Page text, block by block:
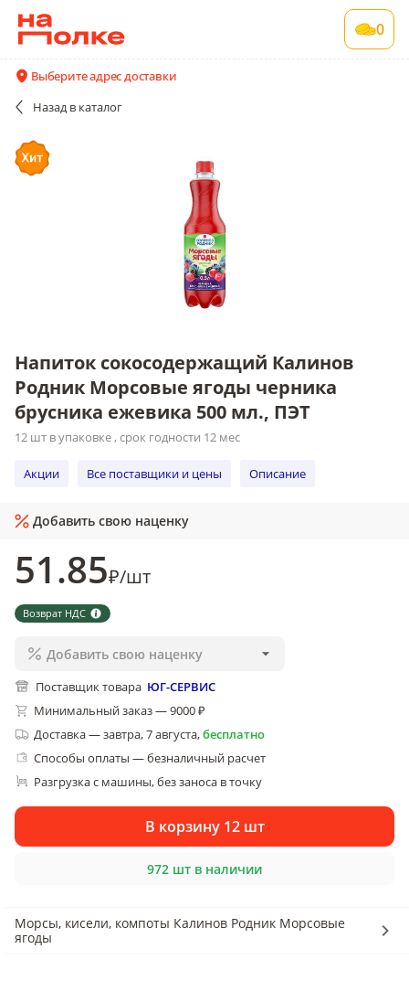
0
Выберите адрес доставки
Назад в каталог
Напиток сокосодержащий Калинов Родник
Морсовые ягоды черника брусника ежевика
12 шт в упаковке , срок годности 12 мес
Акции
Все поставщики и цены
Напиток сокосодержащий Калинов
Родник Морсовые ягоды черника
брусника ежевика 500 мл., ПЭТ
12 шт в упаковке , срок годности 12 мес
Акции Все поставщики и цены Описание
Добавить свою наценку
51.85₽/шт
Возврат НДС
Добавить свою наценку
Поставщик товара ЮГ-СЕРВИС
Минимальный заказ — 9000 ₽
Доставка—завтра, 7 августа,бесплатно
Способы оплаты — безналичный расчет
Разгрузка с машины, без заноса в точку
В корзину 12 шт
972 шт в наличии
Морсы, кисели, компоты Калинов Родник Морсовые
ягоды